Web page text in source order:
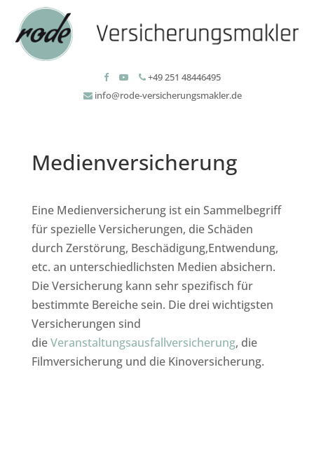
+49 251 48446495
info@rode-versicherungsmakler.de
Medienversicherung
Eine Medienversicherung ist ein Sammelbegriff
für spezielle Versicherungen, die Schäden
durch Zerstörung, Beschädigung,Entwendung,
etc. an unterschiedlichsten Medien absichern.
Die Versicherung kann sehr spezifisch für
bestimmte Bereiche sein. Die drei wichtigsten
Versicherungen sind
dieVeranstaltungsausfallversicherung, die
Filmversicherung und die Kinoversicherung.